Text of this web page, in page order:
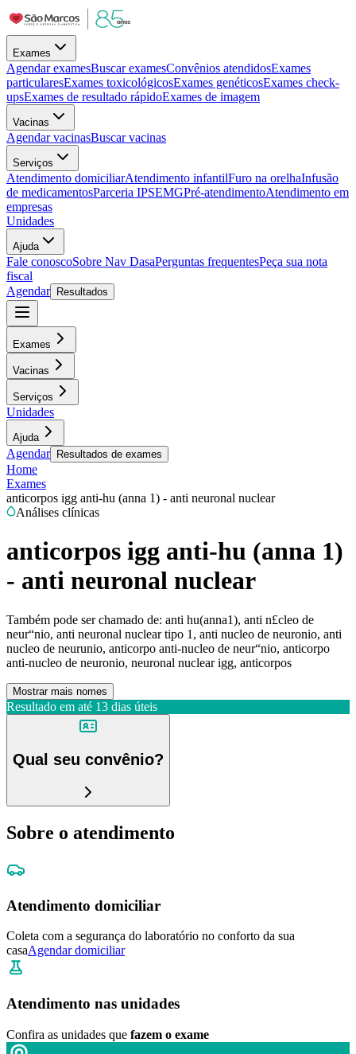
Exames
Agendar examesBuscar examesConvênios atendidosExames
particularesExames toxicológicosExames genéticosExames check-
upsExames de resultado rápidoExames de imagem
Vacinas
Agendar vacinasBuscar vacinas
Serviços
Atendimento domiciliarAtendimento infantilFuro na orelhaInfusão
de medicamentosParceria IPSEMGPré-atendimentoAtendimento em
empresas
Unidades
Ajuda
Fale conoscoSobre Nav DasaPerguntas frequentesPeça sua nota
fiscal
Agendar
Resultados
Exames
Vacinas
Serviços
Unidades
Ajuda
Agendar Resultados de exames
Home
Exames
anticorpos igg anti-hu (anna 1) - anti neuronal nuclear
Análises clínicas
anticorpos igg anti-hu (anna 1)
- anti neuronal nuclear
Também pode ser chamado de: anti hu(anna1), anti n£cleo de
neur“nio, anti neuronal nuclear tipo 1, anti nucleo de neuronio, anti
nucleo de neurunio, anticorpo anti-nucleo de neur“nio, anticorpo
anti-nucleo de neuronio, neuronal nuclear igg, anticorpos
Mostrar mais nomes
Resultado em até 13 dias úteis
Qual seu convênio?
Sobre o atendimento
Atendimento domiciliar
Coleta com a segurança do laboratório no conforto da sua
casaAgendar domiciliar
Atendimento nas unidades
Confira as unidades que fazem o exame